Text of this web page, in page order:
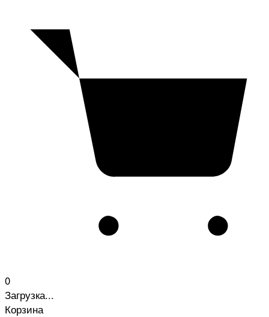
0
Загрузка...
Корзина